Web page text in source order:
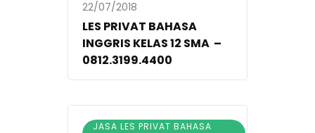
22/07/2018
LES PRIVAT BAHASA
INGGRIS KELAS 12 SMA –
0812.3199.4400
JASA LES PRIVAT BAHASA